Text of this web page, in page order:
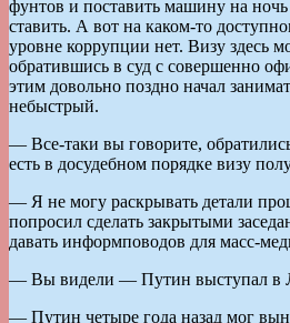
фунтов и поставить машину на ночь
ставить. А вот на каком-то
уровне коррупции нет. Визу здесь
обратившись в суд с совершенно
этим довольно поздно начал
небыстрый.
— Все-таки вы говорите,
есть в досудебном порядке визу
— Я не могу раскрывать детали
попросил сделать закрытыми
давать информповодов для масс-
— Вы видели — Путин выступал в
— Путин четыре года назад мог